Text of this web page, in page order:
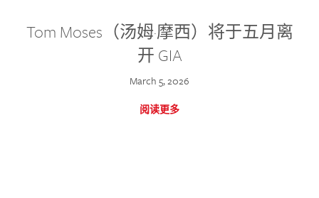
Tom Moses（汤姆·摩西）将于五月离
开 GIA
March 5, 2026
阅读更多